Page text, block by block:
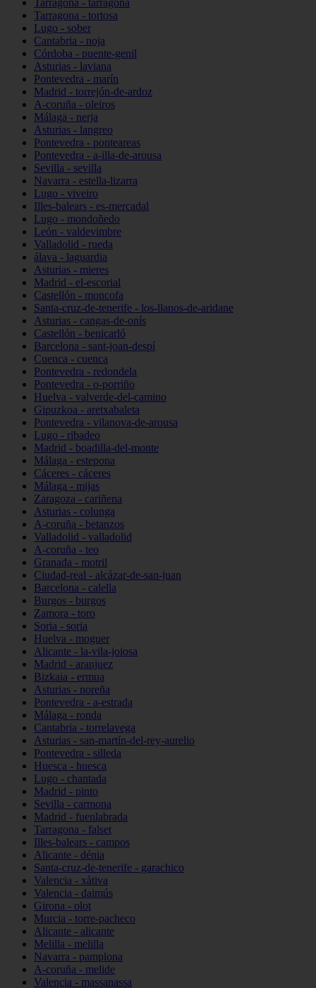
Tarragona - tarragona
Tarragona - tortosa
Lugo - sober
Cantabria - noja
Córdoba - puente-genil
Asturias - laviana
Pontevedra - marín
Madrid - torrejón-de-ardoz
A-coruña - oleiros
Málaga - nerja
Asturias - langreo
Pontevedra - ponteareas
Pontevedra - a-illa-de-arousa
Sevilla - sevilla
Navarra - estella-lizarra
Lugo - viveiro
Illes-balears - es-mercadal
Lugo - mondoñedo
León - valdevimbre
Valladolid - rueda
álava - laguardia
Asturias - mieres
Madrid - el-escorial
Castellón - moncofa
Santa-cruz-de-tenerife - los-llanos-de-aridane
Asturias - cangas-de-onís
Castellón - benicarló
Barcelona - sant-joan-despí
Cuenca - cuenca
Pontevedra - redondela
Pontevedra - o-porriño
Huelva - valverde-del-camino
Gipuzkoa - aretxabaleta
Pontevedra - vilanova-de-arousa
Lugo - ribadeo
Madrid - boadilla-del-monte
Málaga - estepona
Cáceres - cáceres
Málaga - mijas
Zaragoza - cariñena
Asturias - colunga
A-coruña - betanzos
Valladolid - valladolid
A-coruña - teo
Granada - motril
Ciudad-real - alcázar-de-san-juan
Barcelona - calella
Burgos - burgos
Zamora - toro
Soria - soria
Huelva - moguer
Alicante - la-vila-joiosa
Madrid - aranjuez
Bizkaia - ermua
Asturias - noreña
Pontevedra - a-estrada
Málaga - ronda
Cantabria - torrelavega
Asturias - san-martín-del-rey-aurelio
Pontevedra - silleda
Huesca - huesca
Lugo - chantada
Madrid - pinto
Sevilla - carmona
Madrid - fuenlabrada
Tarragona - falset
Illes-balears - campos
Alicante - dénia
Santa-cruz-de-tenerife - garachico
Valencia - xàtiva
Valencia - daimús
Girona - olot
Murcia - torre-pacheco
Alicante - alicante
Melilla - melilla
Navarra - pamplona
A-coruña - melide
Valencia - massanassa